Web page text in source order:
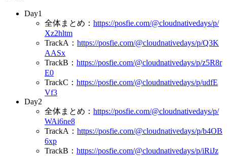
Day1
全体まとめ： https://posfie.com/@cloudnativedays/p/
Xz2hltm
TrackA： https://posfie.com/@cloudnativedays/p/Q3K
AASx
TrackB： https://posfie.com/@cloudnativedays/p/z5R8r
E0
TrackC： https://posfie.com/@cloudnativedays/p/udfE
Vf3
Day2
全体まとめ： https://posfie.com/@cloudnativedays/p/
WAi6ne8
TrackA： https://posfie.com/@cloudnativedays/p/b4OB
6xp
TrackB： https://posfie.com/@cloudnativedays/p/iRiJz